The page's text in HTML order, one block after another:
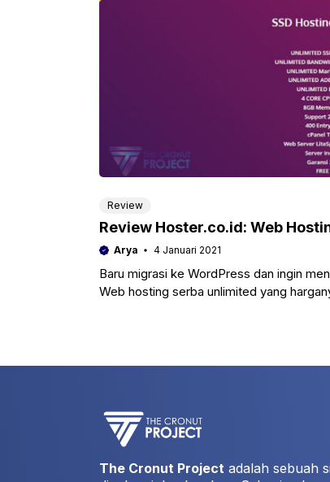
Review
Review Hoster.co.id: Web
Arya 4 Januari 2021
Baru migrasi ke WordPress dan ingin
Web hosting serba unlimited yang
The Cronut Project adalah sebuah